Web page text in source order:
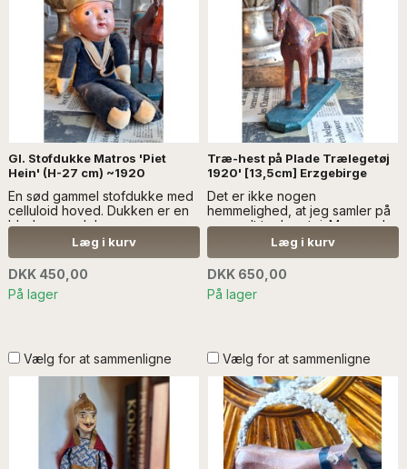
Gl. Stofdukke Matros 'Piet
Hein' (H-27 cm) ~1920
En sød gammel stofdukke med
celluloid hoved. Dukken er en
blød sømand...Læs mere..
SÆLGES UDEN ANDEN
DEKORATION
Læg i kurv
DKK 450,00
På lager
Træ-hest på Plade Trælegetøj
1920' [13,5cm] Erzgebirge
Det er ikke nogen
hemmelighed, at jeg samler på
gammelt trælegetøj. Men nogle
gange skal der også sælges
noget af det...Læs mere
SÆLGES UDEN ANDEN REGI
Læg i kurv
DKK 650,00
På lager
Vælg for at sammenligne Vælg for at sammenligne